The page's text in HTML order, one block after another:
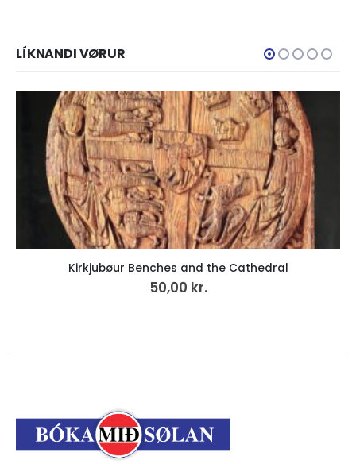
LÍKNANDI VØRUR
ÚTSELT
Familjufløkjur
180,00kr.